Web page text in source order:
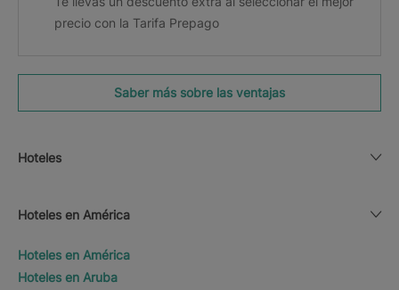
precio con la Tarifa Prepago
Saber más sobre las ventajas
Hoteles
Hoteles en América
Hoteles en América
Hoteles en Aruba